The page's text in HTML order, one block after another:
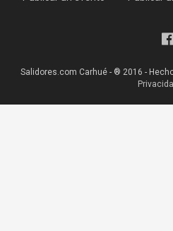
Salidores.com Carhué - ® 2016 -